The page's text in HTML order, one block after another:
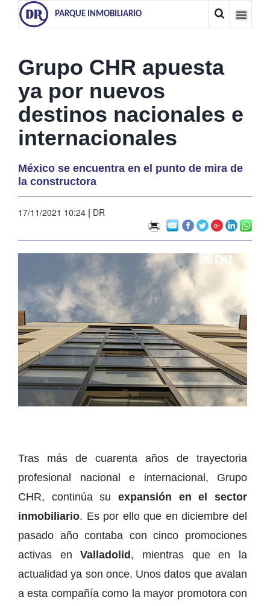
PARQUE INMOBILIARIO
Grupo CHR apuesta
ya por nuevos
destinos nacionales e
internacionales
México se encuentra en el punto de mira de
la constructora
17/11/2021 10:24 | DR
Tras más de cuarenta años de trayectoria
profesional nacional e internacional, Grupo
CHR, continúa su expansión en el sector
inmobiliario. Es por ello que en diciembre del
pasado año contaba con cinco promociones
activas enValladolid, mientras que en la
actualidad ya son once. Unos datos que avalan
a esta compañía como la mayor promotora con